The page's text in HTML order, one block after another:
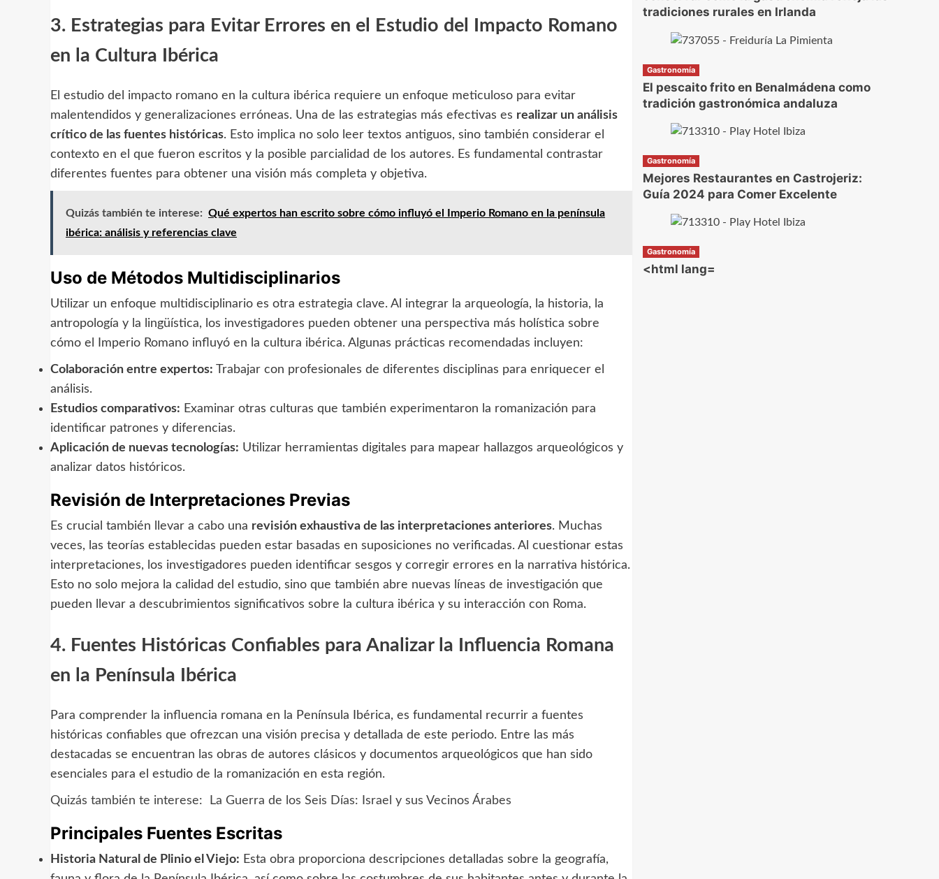
3. Estrategias para Evitar Errores en el Estudio del Impacto Romano
en la Cultura Ibérica
El estudio del impacto romano en la cultura ibérica requiere un enfoque meticuloso para evitar
malentendidos y generalizaciones erróneas. Una de las estrategias más efectivas es realizar un análisis
crítico de las fuentes históricas. Esto implica no solo leer textos antiguos, sino también considerar el
contexto en el que fueron escritos y la posible parcialidad de los autores. Es fundamental contrastar
diferentes fuentes para obtener una visión más completa y objetiva.
Quizás también te interese: Qué expertos han escrito sobre cómo influyó el Imperio Romano en la península
ibérica: análisis y referencias clave
Uso de Métodos Multidisciplinarios
Utilizar un enfoque multidisciplinario es otra estrategia clave. Al integrar la arqueología, la historia, la
antropología y la lingüística, los investigadores pueden obtener una perspectiva más holística sobre
cómo el Imperio Romano influyó en la cultura ibérica. Algunas prácticas recomendadas incluyen:
Colaboración entre expertos: Trabajar con profesionales de diferentes disciplinas para enriquecer el
análisis.
Estudios comparativos: Examinar otras culturas que también experimentaron la romanización para
identificar patrones y diferencias.
Aplicación de nuevas tecnologías: Utilizar herramientas digitales para mapear hallazgos arqueológicos y
analizar datos históricos.
Revisión de Interpretaciones Previas
Es crucial también llevar a cabo una revisión exhaustiva de las interpretaciones anteriores. Muchas
veces, las teorías establecidas pueden estar basadas en suposiciones no verificadas. Al cuestionar estas
interpretaciones, los investigadores pueden identificar sesgos y corregir errores en la narrativa histórica.
Esto no solo mejora la calidad del estudio, sino que también abre nuevas líneas de investigación que
pueden llevar a descubrimientos significativos sobre la cultura ibérica y su interacción con Roma.
4. Fuentes Históricas Confiables para Analizar la Influencia Romana
en la Península Ibérica
Para comprender la influencia romana en la Península Ibérica, es fundamental recurrir a fuentes
históricas confiables que ofrezcan una visión precisa y detallada de este periodo. Entre las más
destacadas se encuentran las obras de autores clásicos y documentos arqueológicos que han sido
esenciales para el estudio de la romanización en esta región.
Quizás también te interese: La Guerra de los Seis Días: Israel y sus Vecinos Árabes
Principales Fuentes Escritas
Historia Natural de Plinio el Viejo: Esta obra proporciona descripciones detalladas sobre la geografía,
tradiciones rurales en Irlanda
Gastronomía
El pescaito frito en Benalmádena como
tradición gastronómica andaluza
Gastronomía
Mejores Restaurantes en Castrojeriz:
Guía 2024 para Comer Excelente
Gastronomía
<html lang=